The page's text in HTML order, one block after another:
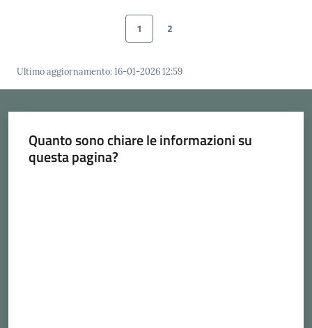
Pagina precedente
Pagina
1 Pagina
2
Ultimo aggiornamento:16-01-2026 12:59
Quanto sono chiare le informazioni su
questa pagina?